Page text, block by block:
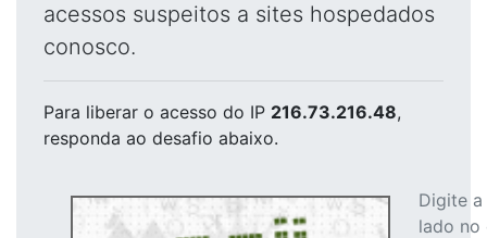
acessos suspeitos a sites hospedados
conosco.
Para liberar o acesso do IP 216.73.216.48,
responda ao desafio abaixo.
Digite
lado no